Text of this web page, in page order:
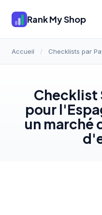
Rank My Shop
Accueil / Checklists par
Checklist
pour
un marché